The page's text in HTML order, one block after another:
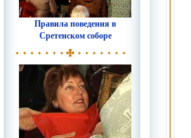
Правила поведения в
Сретенском соборе